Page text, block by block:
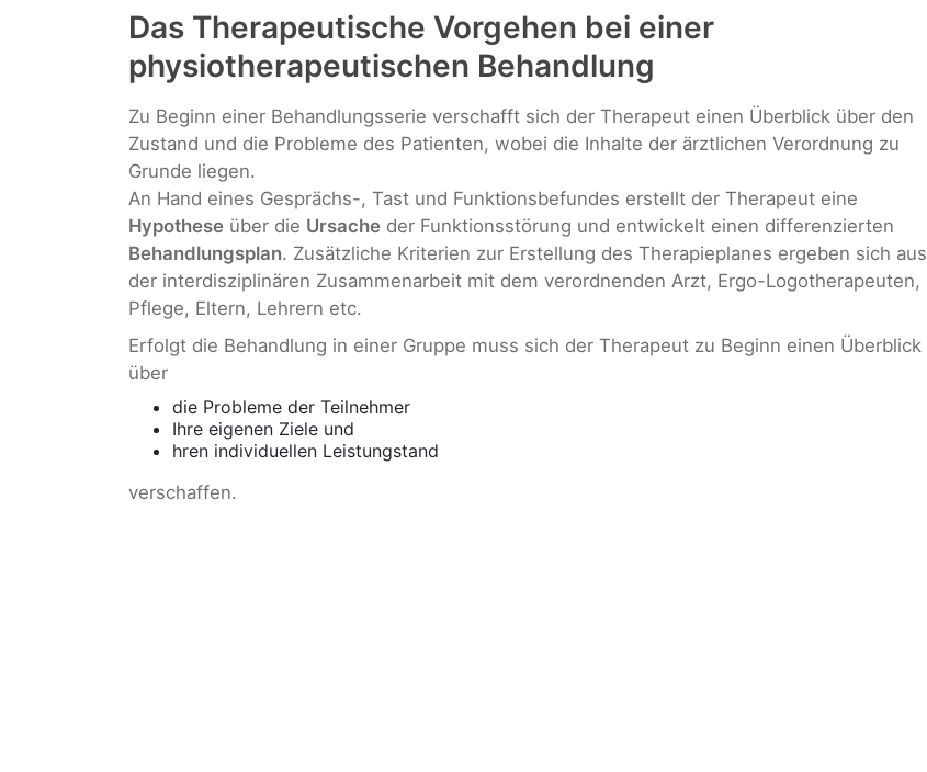
Das Therapeutische Vorgehen bei einer
physiotherapeutischen Behandlung
Zu Beginn einer Behandlungsserie verschafft sich der Therapeut einen Überblick über den
Zustand und die Probleme des Patienten, wobei die Inhalte der ärztlichen Verordnung zu
Grunde liegen.
An Hand eines Gesprächs-, Tast und Funktionsbefundes erstellt der Therapeut eine
Hypothese über die Ursache der Funktionsstörung und entwickelt einen differenzierten
Behandlungsplan. Zusätzliche Kriterien zur Erstellung des Therapieplanes ergeben sich aus
der interdisziplinären Zusammenarbeit mit dem verordnenden Arzt, Ergo-Logotherapeuten,
Pflege, Eltern, Lehrern etc.
Erfolgt die Behandlung in einer Gruppe muss sich der Therapeut zu Beginn einen Überblick
über
die Probleme der Teilnehmer
Ihre eigenen Ziele und
hren individuellen Leistungstand
verschaffen.